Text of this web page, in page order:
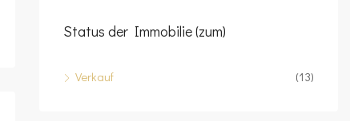
Status der Immobilie (zum)
Verkauf (13)